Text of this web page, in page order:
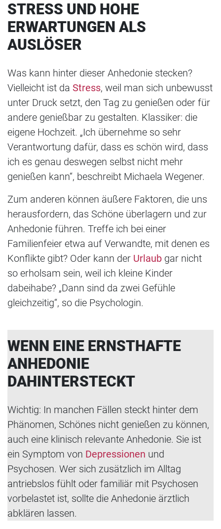
STRESS UND HOHE
ERWARTUNGEN ALS
AUSLÖSER
Was kann hinter dieser Anhedonie stecken?
Vielleicht ist da Stress, weil man sich unbewusst
unter Druck setzt, den Tag zu genießen oder für
andere genießbar zu gestalten. Klassiker: die
eigene Hochzeit. „Ich übernehme so sehr
Verantwortung dafür, dass es schön wird, dass
ich es genau deswegen selbst nicht mehr
genießen kann“, beschreibt Michaela Wegener.
Zum anderen können äußere Faktoren, die uns
herausfordern, das Schöne überlagern und zur
Anhedonie führen. Treffe ich bei einer
Familienfeier etwa auf Verwandte, mit denen es
Konflikte gibt? Oder kann der Urlaub gar nicht
so erholsam sein, weil ich kleine Kinder
dabeihabe? „Dann sind da zwei Gefühle
gleichzeitig“, so die Psychologin.
WENN EINE ERNSTHAFTE
ANHEDONIE
DAHINTERSTECKT
Wichtig: In manchen Fällen steckt hinter dem
Phänomen, Schönes nicht genießen zu können,
auch eine klinisch relevante Anhedonie. Sie ist
ein Symptom von Depressionen und
Psychosen. Wer sich zusätzlich im Alltag
antriebslos fühlt oder familiär mit Psychosen
vorbelastet ist, sollte die Anhedonie ärztlich
abklären lassen.